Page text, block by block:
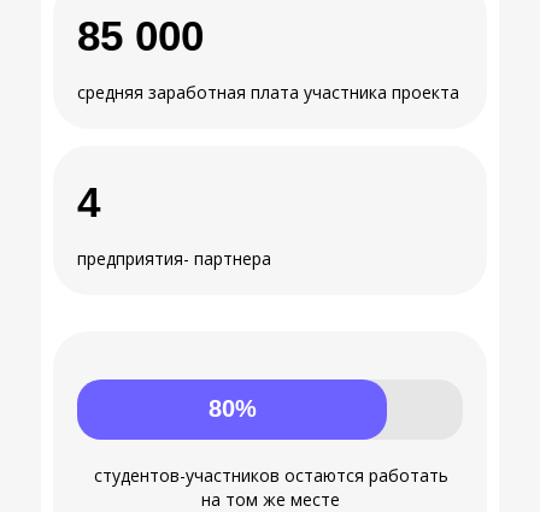
студентов-участников остаются работать
на том же месте
80%
средняя заработная плата участника проекта
85 000
предприятия- партнера
4